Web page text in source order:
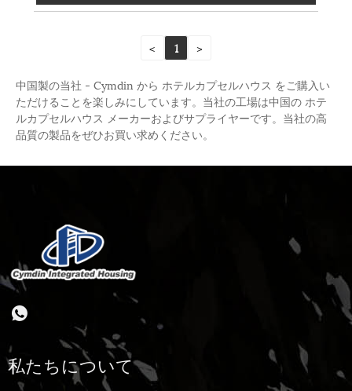
< 1 >
中国製の当社 - Cymdin から ホテルカプセルハウス をご購入い
ただけることを楽しみにしています。当社の工場は中国の ホテ
ルカプセルハウス メーカーおよびサプライヤーです。当社の高
品質の製品をぜひお買い求めください。
私たちについて